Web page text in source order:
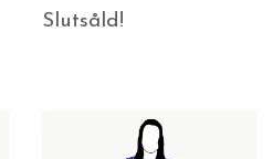
Slutsåld!